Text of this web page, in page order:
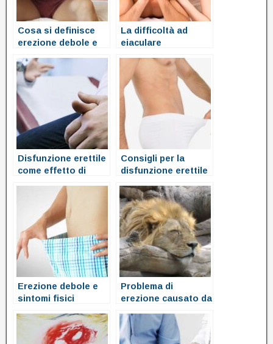
Cosa si definisce
erezione debole e
La difficoltà ad
eiaculare
Disfunzione erettile
come effetto di
Consigli per la
disfunzione erettile
l’erezione
Erezione debole e
sintomi fisici
Problema di
erezione causato da